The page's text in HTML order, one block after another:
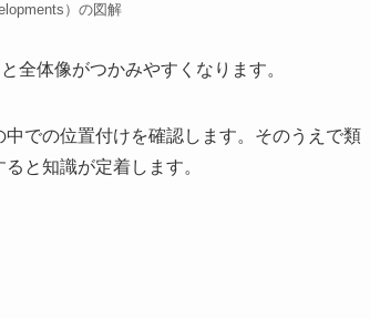
）の図解
全体像がつかみやすくなります。
での位置付けを確認します。そのうえで類
と知識が定着します。